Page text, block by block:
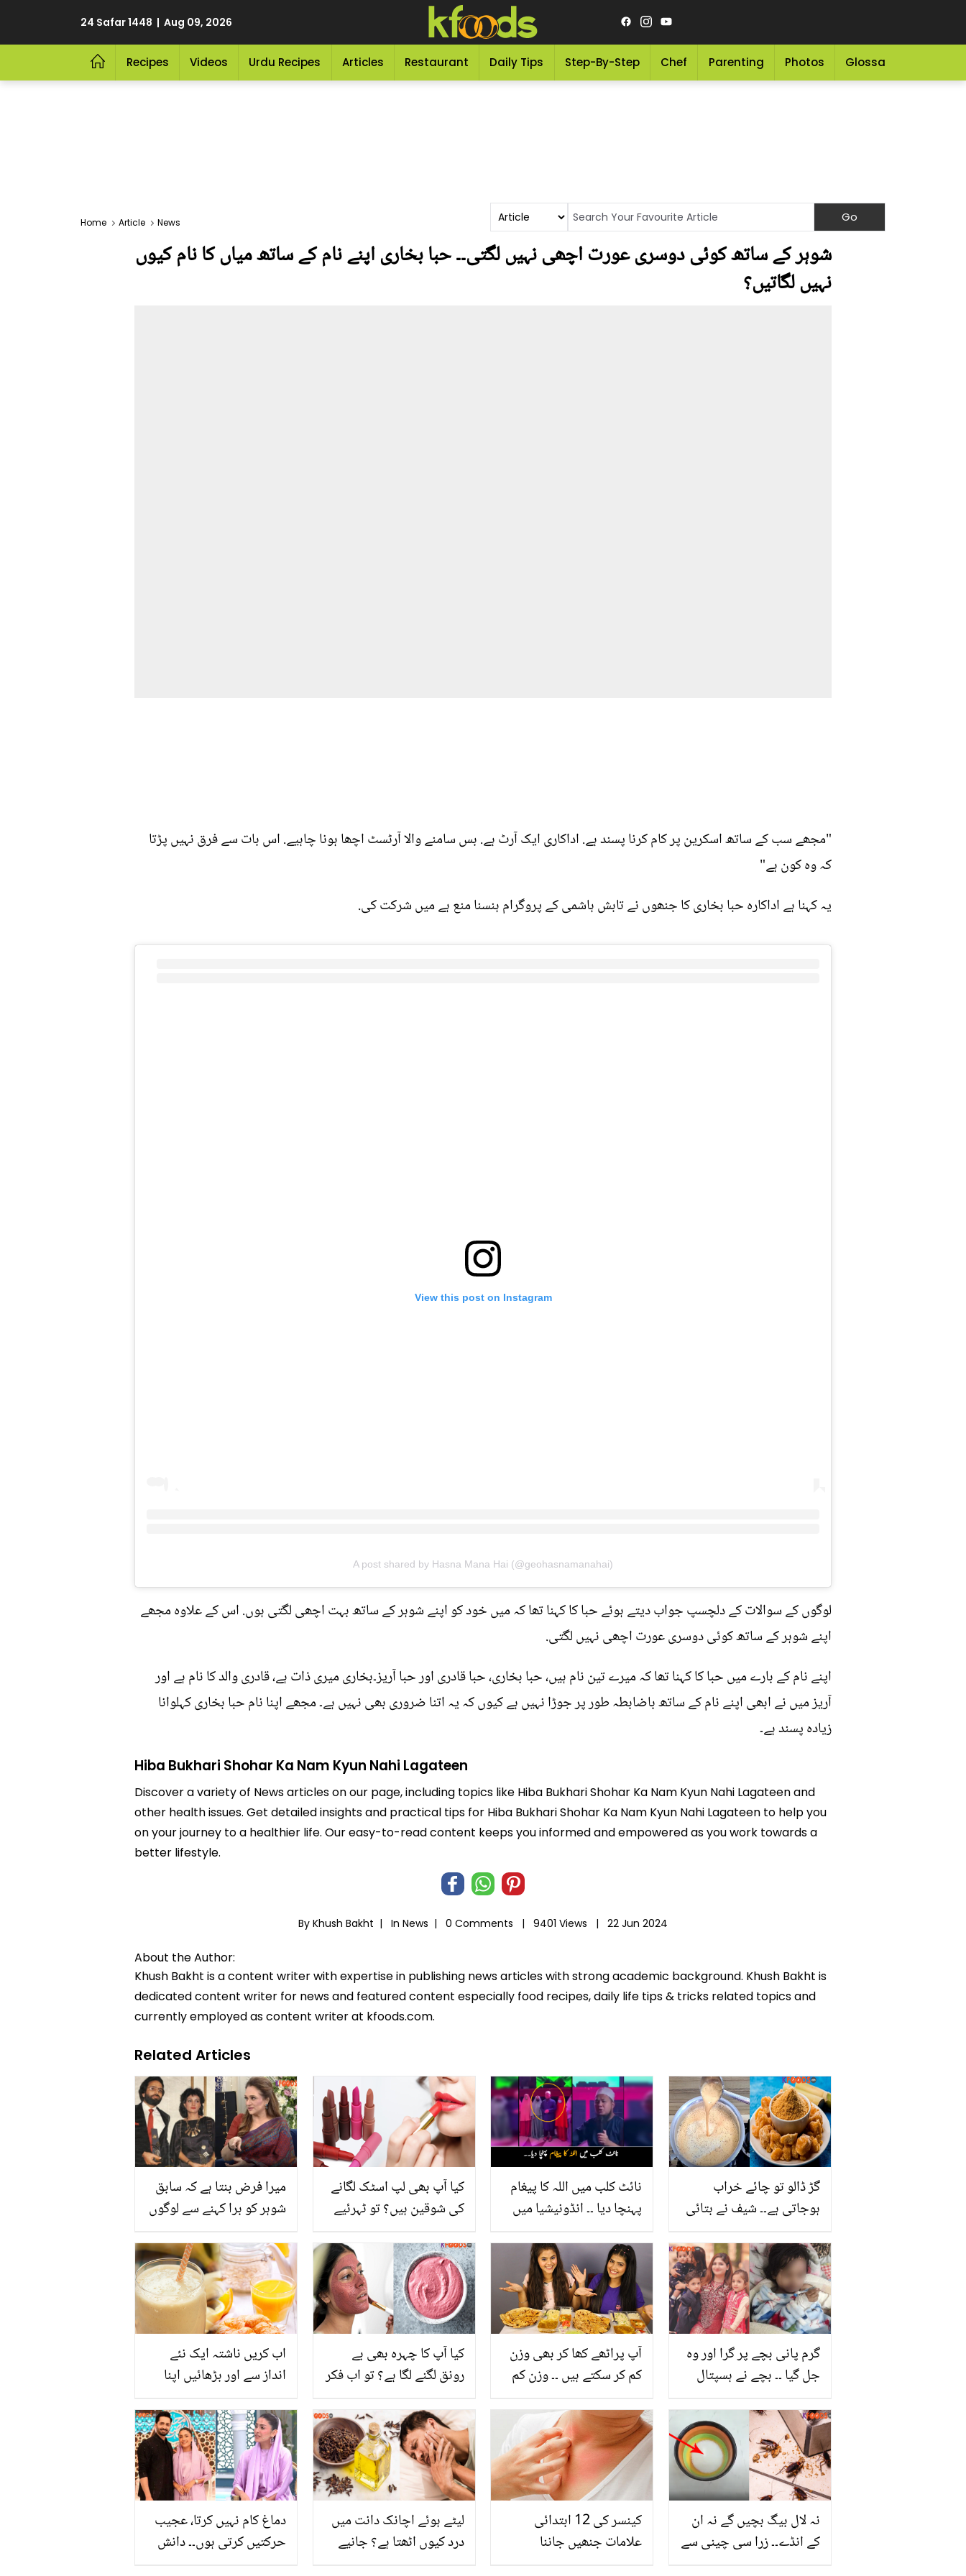
24 Safar 1448 | Aug 09, 2026
Recipes Videos Urdu Recipes Articles Restaurant Daily Tips Step-By-Step Chef Parenting Photos Glossary
Home Article News
شوہر کے ساتھ کوئی دوسری عورت اچھی نہیں لگتی۔۔ حبا بخاری اپنے نام کے ساتھ میاں کا نام کیوں
نہیں لگاتیں؟
"مجھے سب کے ساتھ اسکرین پر کام کرنا پسند ہے. اداکاری ایک آرٹ ہے. بس سامنے والا آرٹسٹ اچھا ہونا چاہیے. اس بات سے فرق نہیں پڑتا
کہ وہ کون ہے"
یہ کہنا ہے اداکارہ حبا بخاری کا جنھوں نے تابش ہاشمی کے پروگرام ہنسنا منع ہے میں شرکت کی.
View this post on Instagram
A post shared by Hasna Mana Hai (@geohasnamanahai)
لوگوں کے سوالات کے دلچسپ جواب دیتے ہوئے حبا کا کہنا تھا کہ میں خود کو اپنے شوہر کے ساتھ بہت اچھی لگتی ہوں. اس کے علاوہ مجھے
اپنے شوہر کے ساتھ کوئی دوسری عورت اچھی نہیں لگتی.
اپنے نام کے بارے میں حبا کا کہنا تھا کہ میرے تین نام ہیں، حبا بخاری، حبا قادری اور حبا آریز۔بخاری میری ذات ہے، قادری والد کا نام ہے اور
آریز میں نے ابھی اپنے نام کے ساتھ باضابطہ طور پر جوڑا نہیں ہے کیوں کہ یہ اتنا ضروری بھی نہیں ہے۔ مجھے اپنا نام حبا بخاری کہلوانا
زیادہ پسند ہے۔
Hiba Bukhari Shohar Ka Nam Kyun Nahi Lagateen
Discover a variety of News articles on our page, including topics like Hiba Bukhari Shohar Ka Nam Kyun Nahi Lagateen and
other health issues. Get detailed insights and practical tips for Hiba Bukhari Shohar Ka Nam Kyun Nahi Lagateen to help you
on your journey to a healthier life. Our easy-to-read content keeps you informed and empowered as you work towards a
better lifestyle.
By Khush Bakht | In News | 0 Comments | 9401 Views | 22 Jun 2024
About the Author:
Khush Bakht is a content writer with expertise in publishing news articles with strong academic background. Khush Bakht is
dedicated content writer for news and featured content especially food recipes, daily life tips & tricks related topics and
currently employed as content writer at kfoods.com.
Related Articles
میرا فرض بنتا ہے کہ سابق
شوہر کو برا کہنے سے لوگوں
نے سابق شوہر کے بارے میں
اور کیا کہا؟
کیا آپ بھی لپ اسٹک لگانے
کی شوقین ہیں؟ تو ٹہرئیے
کس طرح نقصان پہنچا
سکتی ہے اسے ضرور جان
لیں
نائٹ کلب میں اللہ کا پیغام
پہنچا دیا ۔۔ انڈونیشیا میں
مذہبی اسکالر نے ایسا کیا
کہا جو انہوں نے برقعہ پہن
لیا؟
گڑ ڈالو تو چائے خراب
ہوجاتی ہے۔۔ شیف نے بتائی
چائے خراب بھی نہ ہو اور
بنے مزیدار
اب کریں ناشتہ ایک نئے
انداز سے اور بڑھائیں اپنا
صرف ان 5 مشروبات سے !
کیا آپ کا چہرہ بھی بے
رونق لگنے لگا ہے؟ تو اب فکر
آسان سا گلابی ماسک , جو
ڈالے چہرے میں نئی جان
آپ پراٹھے کھا کر بھی وزن
کم کر سکتے ہیں ۔۔ وزن کم
اپنے پراٹھے میں شامل
کریں!
گرم پانی بچے پر گرا اور وہ
جل گیا ۔۔ بچے نے ہسپتال
گزارا؟ ماں بیٹے پر بیتی
تکلیف کا بتاتے ہوئے آبدیدہ
دماغ کام نہیں کرتا، عجیب
حرکتیں کرتی ہوں۔۔ دانش
لیٹے ہوئے اچانک دانت میں
درد کیوں اٹھتا ہے؟ جانیے
کینسر کی 12 ابتدائی
علامات جنھیں جاننا
نہ لال بیگ بچیں گے نہ ان
کے انڈے۔۔ زرا سی چینی سے